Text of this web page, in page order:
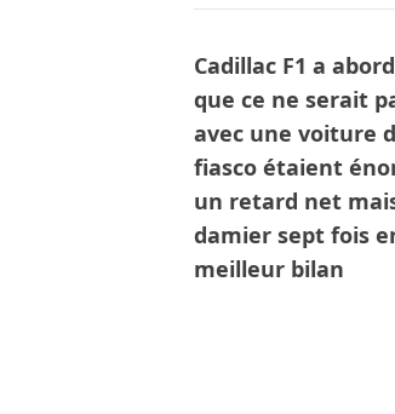
Cadillac F1 a
que ce ne serait
avec une voiture
fiasco étaient
un retard net
damier sept fois
meilleur bilan